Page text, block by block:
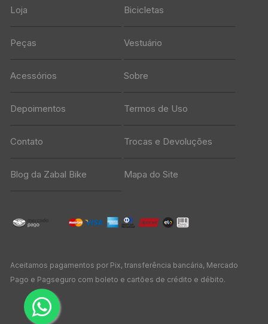
Loja Bicicletas
Peças Vestuário
Acessórios Sobre
Depoimentos Termos de Uso
Contato Trocas e Devoluções
Blog da Zabal Bike Mapa do Site
Aceitamos pagamentos por Pix, transferência bancária, Mercado
Pago e Pagseguro com boleto e cartões de crédito e débito.